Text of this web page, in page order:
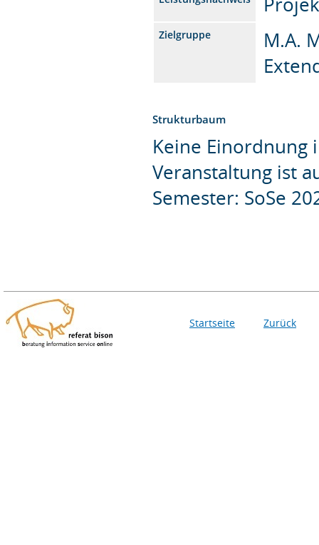
Zielgruppe
M.A.
Strukturbaum
Keine Einordnung
Veranstaltung ist
Semester: SoSe
Startseite Zurück